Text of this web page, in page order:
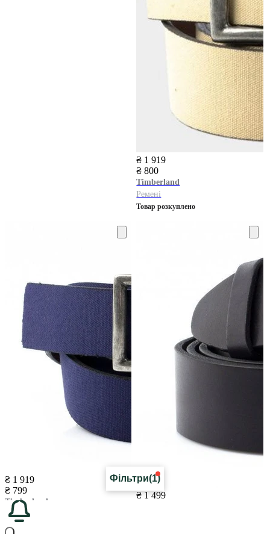
₴ 1 919
₴ 800
Timberland
Ремені
Товар розкуплено
₴ 1 919
₴ 799
Timberland
Ремені
Товар розкуплено
₴ 1 499
Фільтри(1)